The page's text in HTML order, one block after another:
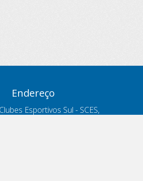
Endereço
Esportivos Sul - SCES,